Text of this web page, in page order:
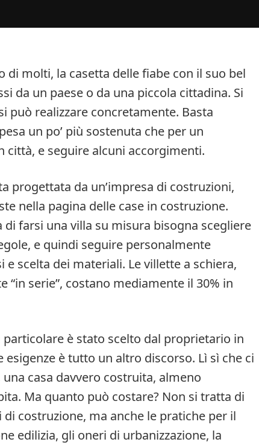
di molti, la casetta delle fiabe con il suo bel
da un paese o da una piccola cittadina. Si
può realizzare concretamente. Basta
un po’ più sostenuta che per un
città, e seguire alcuni accorgimenti.
progettata da un’impresa di costruzioni,
nella pagina delle case in costruzione.
farsi una villa su misura bisogna scegliere
e quindi seguire personalmente
scelta dei materiali. Le villette a schiera,
“in serie”, costano mediamente il 30% in
è stato scelto dal proprietario in
esigenze è tutto un altro discorso. Lì sì che ci
casa davvero costruita, almeno
Ma quanto può costare? Non si tratta di
costruzione, ma anche le pratiche per il
edilizia, gli oneri di urbanizzazione, la